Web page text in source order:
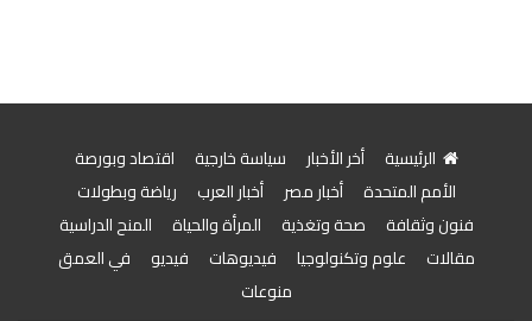
الرئيسية أخر الأخبار سياسة خارجية
اقتصاد وبورصة
الأمم المتحدة
أخبار مصر أخبار العرب
رياضة وبطولات
فنون وثقافة
صحة وتغذية المرأة والحياة
المنح الدراسية
مقالات
علوم وتكنولوجيا فيديوهات فيديو
في العمق
منوعات